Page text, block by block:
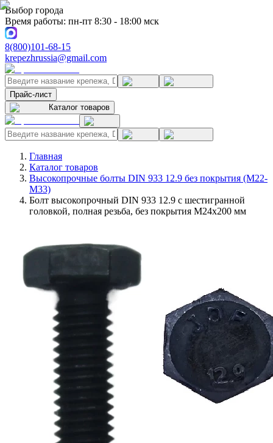
Выбор города
Время работы: пн-пт 8:30 - 18:00 мск
8(800)101-68-15
krepezhrussia@gmail.com
Прайс-лист
Каталог товаров
Главная
Каталог товаров
Высокопрочные болты DIN 933 12.9 без покрытия (M22-
M33)
Болт высокопрочный DIN 933 12.9 с шестигранной
головкой, полная резьба, без покрытия M24x200 мм